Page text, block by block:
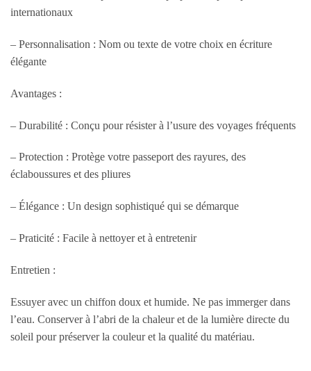
internationaux
– Personnalisation : Nom ou texte de votre choix en écriture
élégante
Avantages :
– Durabilité : Conçu pour résister à l’usure des voyages fréquents
– Protection : Protège votre passeport des rayures, des
éclaboussures et des pliures
– Élégance : Un design sophistiqué qui se démarque
– Praticité : Facile à nettoyer et à entretenir
Entretien :
Essuyer avec un chiffon doux et humide. Ne pas immerger dans
l’eau. Conserver à l’abri de la chaleur et de la lumière directe du
soleil pour préserver la couleur et la qualité du matériau.